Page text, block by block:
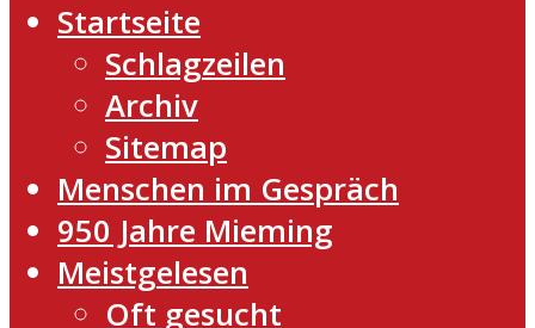
Startseite
Schlagzeilen
Archiv
Sitemap
Menschen im Gespräch
950 Jahre Mieming
Meistgelesen
Oft gesucht